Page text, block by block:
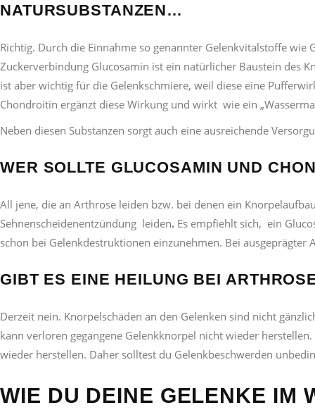
NATURSUBSTANZEN…
Richtig. Durch die Einnahme so genannter Gelenkvitalstoffe
Zuckerverbindung Glucosamin ist ein natürlicher Baustein des
ist aber wichtig für die Gelenkschmiere, weil diese eine
Chondroitin ergänzt diese Wirkung und wirkt wie ein
Neben diesen Substanzen sorgt auch eine ausreichende
WER SOLLTE GLUCOSAMIN UND
All jene, die an Arthrose leiden bzw. bei denen ein
Sehnenscheidenentzündung leiden. Es empfiehlt sich, ein
schon bei Gelenkdestruktionen einzunehmen. Bei
GIBT ES EINE HEILUNG BEI
Derzeit nein. Knorpelschäden an den Gelenken sind nicht
kann verloren gegangene Gelenkknorpel nicht wieder
wieder herstellen. Daher solltest du Gelenkbeschwerden
WIE DU DEINE GELENKE IM